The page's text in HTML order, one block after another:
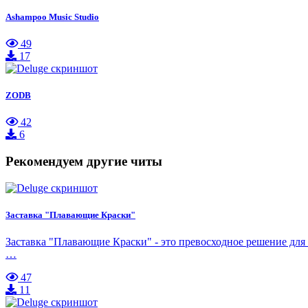
Ashampoo Music Studio
49
17
ZODB
42
6
Рекомендуем другие читы
Заставка "Плавающие Краски"
Заставка "Плавающие Краски" - это превосходное решение для
…
47
11